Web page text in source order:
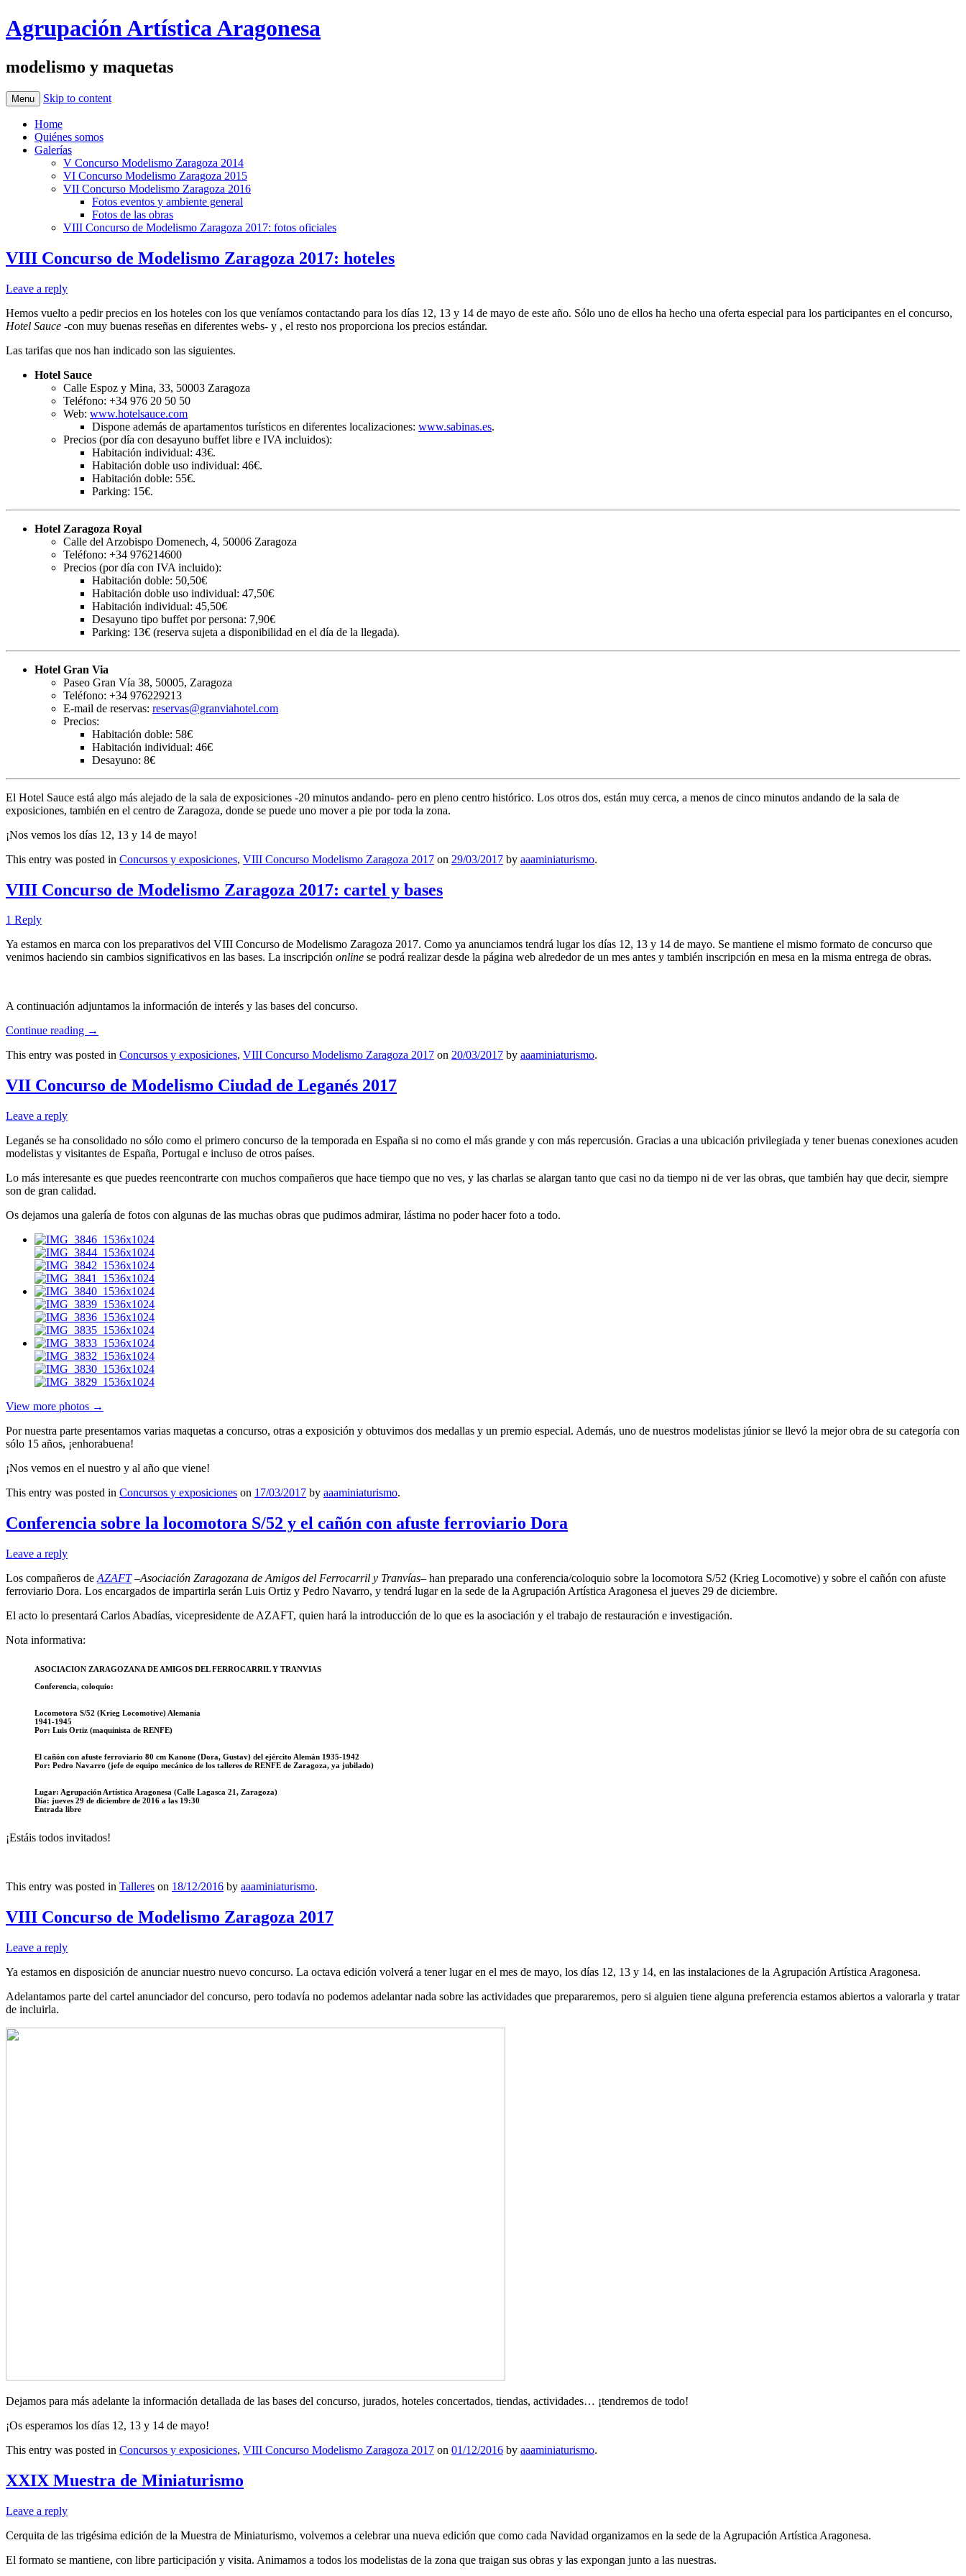
Agrupación Artística Aragonesa
modelismo y maquetas
Menu Skip to content
Home
Quiénes somos
Galerías
V Concurso Modelismo Zaragoza 2014
VI Concurso Modelismo Zaragoza 2015
VII Concurso Modelismo Zaragoza 2016
Fotos eventos y ambiente general
Fotos de las obras
VIII Concurso de Modelismo Zaragoza 2017: fotos oficiales
VIII Concurso de Modelismo Zaragoza 2017: hoteles
Leave a reply
Hemos vuelto a pedir precios en los hoteles con los que veníamos contactando para los días 12, 13 y 14 de mayo de este año. Sólo uno de ellos ha hecho una oferta especial para los participantes en el concurso,
Hotel Sauce -con muy buenas reseñas en diferentes webs- y , el resto nos proporciona los precios estándar.
Las tarifas que nos han indicado son las siguientes.
Hotel Sauce
Calle Espoz y Mina, 33, 50003 Zaragoza
Teléfono: +34 976 20 50 50
Web: www.hotelsauce.com
Dispone además de apartamentos turísticos en diferentes localizaciones: www.sabinas.es.
Precios (por día con desayuno buffet libre e IVA incluidos):
Habitación individual: 43€.
Habitación doble uso individual: 46€.
Habitación doble: 55€.
Parking: 15€.
Hotel Zaragoza Royal
Calle del Arzobispo Domenech, 4, 50006 Zaragoza
Teléfono: +34 976214600
Precios (por día con IVA incluido):
Habitación doble: 50,50€
Habitación doble uso individual: 47,50€
Habitación individual: 45,50€
Desayuno tipo buffet por persona: 7,90€
Parking: 13€ (reserva sujeta a disponibilidad en el día de la llegada).
Hotel Gran Via
Paseo Gran Vía 38, 50005, Zaragoza
Teléfono: +34 976229213
E-mail de reservas: reservas@granviahotel.com
Precios:
Habitación doble: 58€
Habitación individual: 46€
Desayuno: 8€
El Hotel Sauce está algo más alejado de la sala de exposiciones -20 minutos andando- pero en pleno centro histórico. Los otros dos, están muy cerca, a menos de cinco minutos andando de la sala de
exposiciones, también en el centro de Zaragoza, donde se puede uno mover a pie por toda la zona.
¡Nos vemos los días 12, 13 y 14 de mayo!
This entry was posted in Concursos y exposiciones, VIII Concurso Modelismo Zaragoza 2017 on 29/03/2017 by aaaminiaturismo.
VIII Concurso de Modelismo Zaragoza 2017: cartel y bases
1 Reply
Ya estamos en marca con los preparativos del VIII Concurso de Modelismo Zaragoza 2017. Como ya anunciamos tendrá lugar los días 12, 13 y 14 de mayo. Se mantiene el mismo formato de concurso que
venimos haciendo sin cambios significativos en las bases. La inscripción online se podrá realizar desde la página web alrededor de un mes antes y también inscripción en mesa en la misma entrega de obras.
A continuación adjuntamos la información de interés y las bases del concurso.
Continue reading →
This entry was posted in Concursos y exposiciones, VIII Concurso Modelismo Zaragoza 2017 on 20/03/2017 by aaaminiaturismo.
VII Concurso de Modelismo Ciudad de Leganés 2017
Leave a reply
Leganés se ha consolidado no sólo como el primero concurso de la temporada en España si no como el más grande y con más repercusión. Gracias a una ubicación privilegiada y tener buenas conexiones acuden
modelistas y visitantes de España, Portugal e incluso de otros países.
Lo más interesante es que puedes reencontrarte con muchos compañeros que hace tiempo que no ves, y las charlas se alargan tanto que casi no da tiempo ni de ver las obras, que también hay que decir, siempre
son de gran calidad.
Os dejamos una galería de fotos con algunas de las muchas obras que pudimos admirar, lástima no poder hacer foto a todo.
View more photos →
Por nuestra parte presentamos varias maquetas a concurso, otras a exposición y obtuvimos dos medallas y un premio especial. Además, uno de nuestros modelistas júnior se llevó la mejor obra de su categoría con
sólo 15 años, ¡enhorabuena!
¡Nos vemos en el nuestro y al año que viene!
This entry was posted in Concursos y exposiciones on 17/03/2017 by aaaminiaturismo.
Conferencia sobre la locomotora S/52 y el cañón con afuste ferroviario Dora
Leave a reply
Los compañeros de AZAFT–Asociación Zaragozana de Amigos del Ferrocarril y Tranvías– han preparado una conferencia/coloquio sobre la locomotora S/52 (Krieg Locomotive) y sobre el cañón con afuste
ferroviario Dora. Los encargados de impartirla serán Luis Ortiz y Pedro Navarro, y tendrá lugar en la sede de la Agrupación Artística Aragonesa el jueves 29 de diciembre.
El acto lo presentará Carlos Abadías, vicepresidente de AZAFT, quien hará la introducción de lo que es la asociación y el trabajo de restauración e investigación.
Nota informativa:
ASOCIACION ZARAGOZANA DE AMIGOS DEL FERROCARRIL Y TRANVIAS
Conferencia, coloquio:
Locomotora S/52 (Krieg Locomotive) Alemania
1941-1945
Por: Luis Ortiz (maquinista de RENFE)
El cañón con afuste ferroviario 80 cm Kanone (Dora, Gustav) del ejército Alemán 1935-1942
Por: Pedro Navarro (jefe de equipo mecánico de los talleres de RENFE de Zaragoza, ya jubilado)
Lugar: Agrupación Artística Aragonesa (Calle Lagasca 21, Zaragoza)
Día: jueves 29 de diciembre de 2016 a las 19:30
Entrada libre
¡Estáis todos invitados!
This entry was posted in Talleres on 18/12/2016 by aaaminiaturismo.
VIII Concurso de Modelismo Zaragoza 2017
Leave a reply
Ya estamos en disposición de anunciar nuestro nuevo concurso. La octava edición volverá a tener lugar en el mes de mayo, los días 12, 13 y 14, en las instalaciones de la Agrupación Artística Aragonesa.
Adelantamos parte del cartel anunciador del concurso, pero todavía no podemos adelantar nada sobre las actividades que prepararemos, pero si alguien tiene alguna preferencia estamos abiertos a valorarla y tratar
de incluirla.
Dejamos para más adelante la información detallada de las bases del concurso, jurados, hoteles concertados, tiendas, actividades… ¡tendremos de todo!
¡Os esperamos los días 12, 13 y 14 de mayo!
This entry was posted in Concursos y exposiciones, VIII Concurso Modelismo Zaragoza 2017 on 01/12/2016 by aaaminiaturismo.
XXIX Muestra de Miniaturismo
Leave a reply
Cerquita de las trigésima edición de la Muestra de Miniaturismo, volvemos a celebrar una nueva edición que como cada Navidad organizamos en la sede de la Agrupación Artística Aragonesa.
El formato se mantiene, con libre participación y visita. Animamos a todos los modelistas de la zona que traigan sus obras y las expongan junto a las nuestras.